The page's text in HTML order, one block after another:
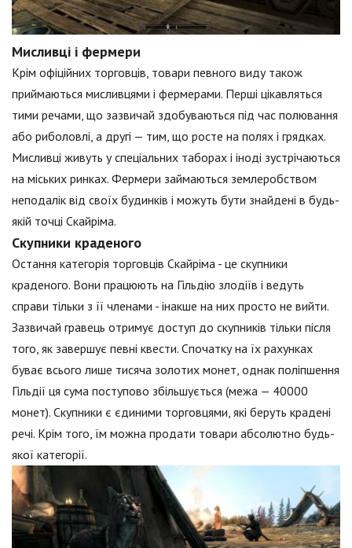
Мисливці і фермери
Крім офіційних торговців, товари певного виду також
приймаються мисливцями і фермерами. Перші цікавляться
тими речами, що зазвичай здобуваються під час полювання
або риболовлі, а другі — тим, що росте на полях і грядках.
Мисливці живуть у спеціальних таборах і іноді зустрічаються
на міських ринках. Фермери займаються землеробством
неподалік від своїх будинків і можуть бути знайдені в будь-
якій точці Скайріма.
Скупники краденого
Остання категорія торговців Скайріма - це скупники
краденого. Вони працюють на Гільдію злодіїв і ведуть
справи тільки з її членами - інакше на них просто не вийти.
Зазвичай гравець отримує доступ до скупників тільки після
того, як завершує певні квести. Спочатку на їх рахунках
буває всього лише тисяча золотих монет, однак поліпшення
Гільдії ця сума поступово збільшується (межа — 40000
монет). Скупники є єдиними торговцями, які беруть крадені
речі. Крім того, їм можна продати товари абсолютно будь-
якої категорії.